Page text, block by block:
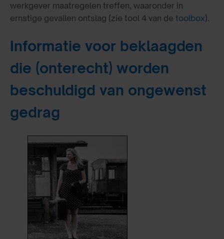
werkgever maatregelen treffen, waaronder in
ernstige gevallen ontslag (zie tool 4 van de toolbox).
Informatie voor beklaagden
die (onterecht) worden
beschuldigd van ongewenst
gedrag